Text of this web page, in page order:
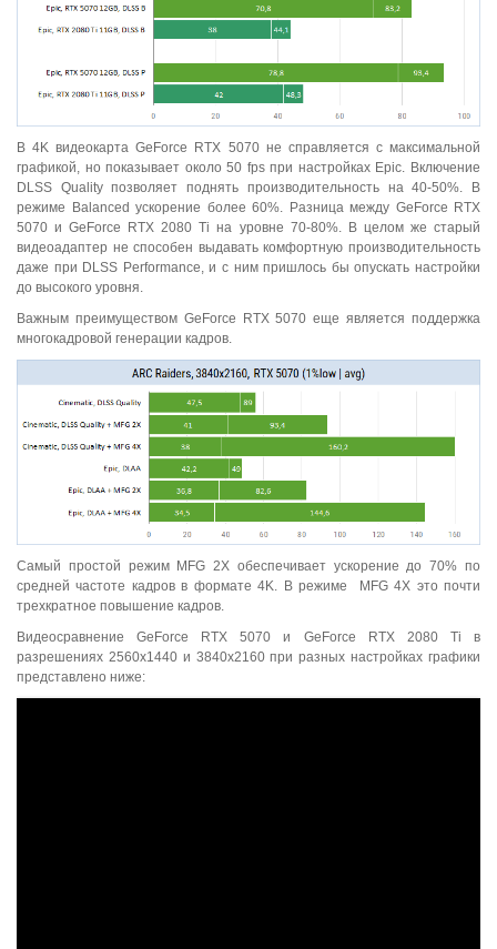
В 4K видеокарта GeForce RTX 5070 не справляется с максимальной
графикой, но показывает около 50 fps при настройках Epic. Включение
DLSS Quality позволяет поднять производительность на 40-50%. В
режиме Balanced ускорение более 60%. Разница между GeForce RTX
5070 и GeForce RTX 2080 Ti на уровне 70-80%. В целом же старый
видеоадаптер не способен выдавать комфортную производительность
даже при DLSS Performance, и с ним пришлось бы опускать настройки
до высокого уровня.
Важным преимуществом GeForce RTX 5070 еще является поддержка
многокадровой генерации кадров.
Самый простой режим MFG 2X обеспечивает ускорение до 70% по
средней частоте кадров в формате 4K. В режиме MFG 4X это почти
трехкратное повышение кадров.
Видеосравнение GeForce RTX 5070 и GeForce RTX 2080 Ti в
разрешениях 2560x1440 и 3840x2160 при разных настройках графики
представлено ниже: